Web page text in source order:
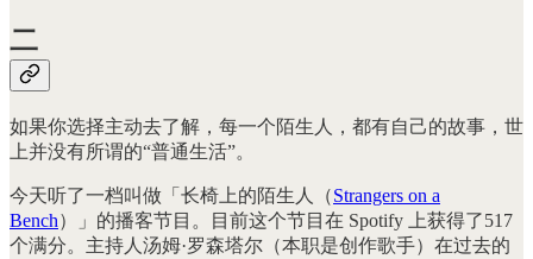
二
如果你选择主动去了解，每一个陌生人，都有自己的故事，世
上并没有所谓的“普通生活”。
今天听了一档叫做「长椅上的陌生人（Strangers on a
Bench）」的播客节目。目前这个节目在 Spotify 上获得了517
个满分。主持人汤姆·罗森塔尔（本职是创作歌手）在过去的